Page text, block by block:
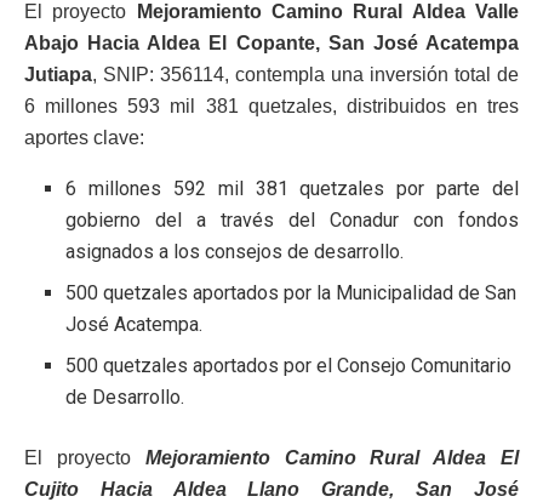
El proyecto
Mejoramiento Camino Rural Aldea Valle
Abajo Hacia Aldea El Copante, San José Acatempa
Jutiapa, SNIP: 356114, contempla una inversión total de
6 millones 593 mil 381 quetzales, distribuidos en tres
aportes clave:
6 millones 592 mil 381 quetzales por parte del
gobierno del a través del Conadur con fondos
asignados a los consejos de desarrollo.
500 quetzales aportados por la Municipalidad de San
José Acatempa.
500 quetzales aportados por el Consejo Comunitario
de Desarrollo.
El proyecto Mejoramiento Camino Rural Aldea El
Cujito Hacia Aldea Llano Grande, San José